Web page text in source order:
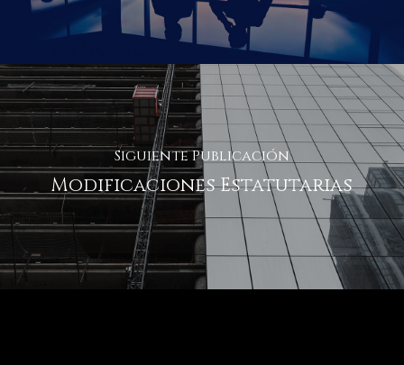
Siguiente Publicación
Modificaciones Estatutarias